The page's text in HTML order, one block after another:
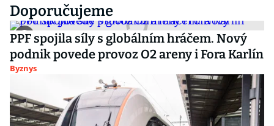
Doporučujeme
PPF spojila síly s globálním hráčem. Nový
podnik povede provoz O2 areny i Fora Karlín
Byznys